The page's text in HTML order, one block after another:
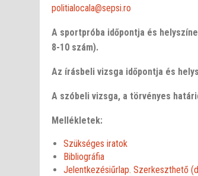
politialocala@sepsi.ro
A sportpróba időpontja és
8-10 szám).
Az írásbeli vizsga időpontja és
A szóbeli vizsga, a törvényes
Mellékletek:
Szükséges iratok
Bibliográfia
Jelentkezésiűrlap. Szerkeszthető